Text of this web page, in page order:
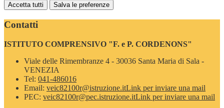
Accetta tutti Salva le preferenze
Contatti
ISTITUTO COMPRENSIVO "F. e P. CORDENONS"
Viale delle Rimembranze 4 - 30036 Santa Maria di Sala -
VENEZIA
Tel: 041-486016
Email: veic82100r@istruzione.itLink per inviare una mail
PEC: veic82100r@pec.istruzione.itLink per inviare una mail